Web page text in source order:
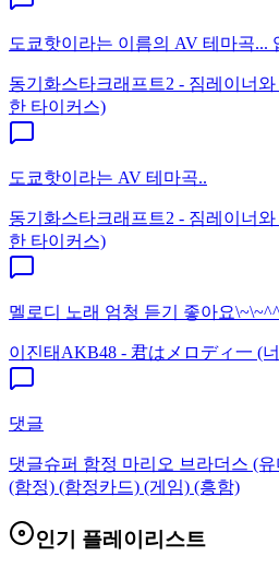
도쿄핫이라는 이름의 AV 테마곡...
동기화스타크래프트2 - 짐레이너
한 타이커스)
도쿄핫이라는 AV 테마곡..
동기화스타크래프트2 - 짐레이너
한 타이커스)
멜로디 노래 엄청 듣기 좋아요
이진태 AKB48 - 君はメロディ一 (
댓글
댓글슈퍼 함정 마리오 브라더스 (
(함정) (함정카드) (게임) (흥함)
인기 플레이리스트